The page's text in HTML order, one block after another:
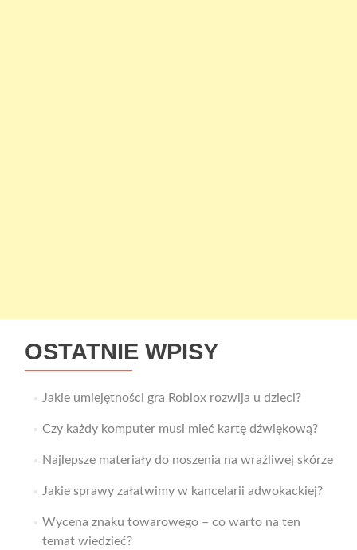
OSTATNIE WPISY
Jakie umiejętności gra Roblox rozwija u dzieci?
Czy każdy komputer musi mieć kartę dźwiękową?
Najlepsze materiały do noszenia na wrażliwej skórze
Jakie sprawy załatwimy w kancelarii adwokackiej?
Wycena znaku towarowego – co warto na ten
temat wiedzieć?